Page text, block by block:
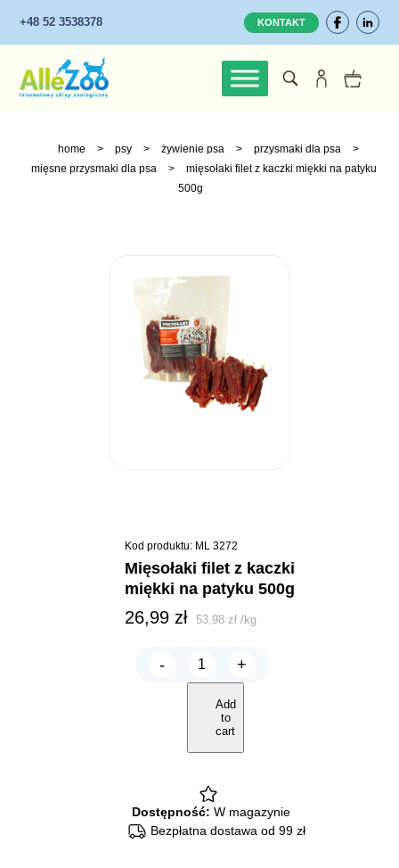
+48 52 3538378 KONTAKT
home > psy > żywienie psa > przysmaki dla psa
>
mięsne przysmaki dla psa
>
mięsołaki filet z kaczki miękki na patyku
500g
Kod produktu: ML 3272
mięsołaki filet z kaczki
miękki na patyku 500g
26,99 zł 53,98zł /kg
-
MIĘSOŁAKI
Filet
Kaczki
miękki
patyku
+
Add
to
cart
Dostępność: W magazynie
Bezpłatna dostawa od 99 zł